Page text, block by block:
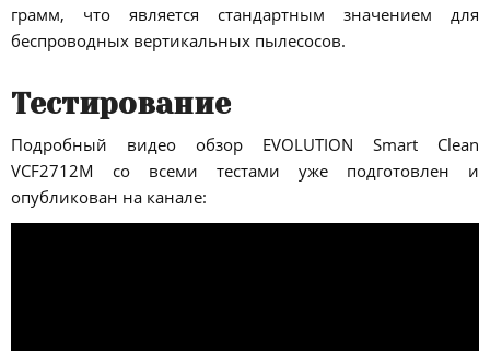
грамм, что является стандартным значением для
беспроводных вертикальных пылесосов.
Тестирование
Подробный видео обзор EVOLUTION Smart Clean
VCF2712M со всеми тестами уже подготовлен и
опубликован на канале: